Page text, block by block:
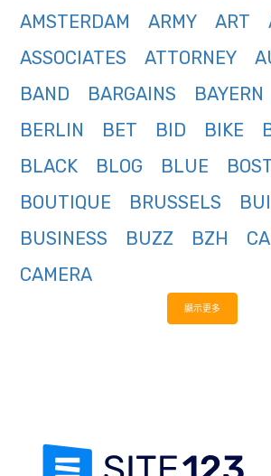
AMSTERDAM
ARMY ART
ASSOCIATES
ATTORNEY
BAND
BARGAINS BAYERN
BERLIN
BET BID BIKE
BLACK
BLOG BLUE
BOUTIQUE
BRUSSELS
BUSINESS
BUZZ BZH
CAMERA
顯示更多